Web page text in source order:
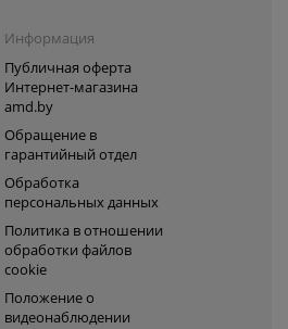
Информация
Публичная оферта
Интернет-магазина
amd.by
Обращение в
гарантийный отдел
Обработка
персональных данных
Политика в отношении
обработки файлов
cookie
Положение о
видеонаблюдении